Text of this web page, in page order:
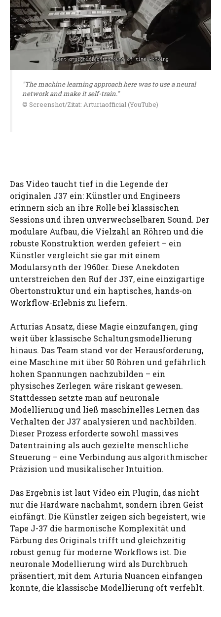
"The machine learning approach here was to use a neural
network and make it self-train."
© Screenshot/Zitat: Arturiaofficial (YouTube)
Das Video taucht tief in die Legende der
originalen J37 ein: Künstler und Engineers
erinnern sich an ihre Rolle bei klassischen
Sessions und ihren unverwechselbaren Sound. Der
modulare Aufbau, die Vielzahl an Röhren und die
robuste Konstruktion werden gefeiert – ein
Künstler vergleicht sie gar mit einem
Modularsynth der 1960er. Diese Anekdoten
unterstreichen den Ruf der J37, eine einzigartige
Obertonstruktur und ein haptisches, hands-on
Workflow-Erlebnis zu liefern.
Arturias Ansatz, diese Magie einzufangen, ging
weit über klassische Schaltungsmodellierung
hinaus. Das Team stand vor der Herausforderung,
eine Maschine mit über 50 Röhren und gefährlich
hohen Spannungen nachzubilden – ein
physisches Zerlegen wäre riskant gewesen.
Stattdessen setzte man auf neuronale
Modellierung und ließ maschinelles Lernen das
Verhalten der J37 analysieren und nachbilden.
Dieser Prozess erforderte sowohl massives
Datentraining als auch gezielte menschliche
Steuerung – eine Verbindung aus algorithmischer
Präzision und musikalischer Intuition.
Das Ergebnis ist laut Video ein Plugin, das nicht
nur die Hardware nachahmt, sondern ihren Geist
einfängt. Die Künstler zeigen sich begeistert, wie
Tape J-37 die harmonische Komplexität und
Färbung des Originals trifft und gleichzeitig
robust genug für moderne Workflows ist. Die
neuronale Modellierung wird als Durchbruch
präsentiert, mit dem Arturia Nuancen einfangen
konnte, die klassische Modellierung oft verfehlt.